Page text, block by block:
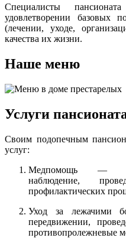
Специалисты
удовлетворении базовых
(лечении, уходе,
качества их жизни.
Наше меню
Услуги
Своим подопечным
услуг:
Медпомощь —
наблюдение,
профилактических
Уход за лежачими
передвижении,
противопролежневые